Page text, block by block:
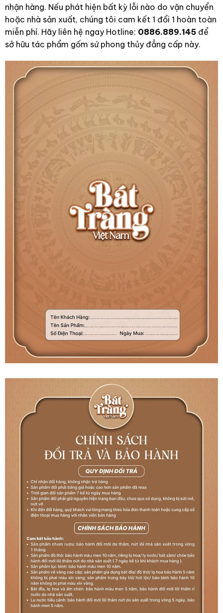
An Tâm Mua Sắm: Cam Kết Vàng Từ Gốm
Bát Tràng Việt Nam
Mỗi sản phẩm từ Gốm Bát Tràng Việt Nam đều được
đóng gói cẩn thận với nhiều lớp chống sốc, đảm bảo an
toàn tuyệt đối khi vận chuyển đến tay quý khách hàng
trên toàn quốc. Chúng tôi cam kết 100% sản phẩm
chính gốc Bát Tràng, nung ở nhiệt độ cao loại bỏ tạp
chất độc hại. Quý khách vui lòng kiểm tra sản phẩm khi
nhận hàng. Nếu phát hiện bất kỳ lỗi nào do vận chuyển
hoặc nhà sản xuất, chúng tôi cam kết 1 đổi 1 hoàn toàn
miễn phí. Hãy liên hệ ngay Hotline:0886.889.145
sở hữu tác phẩm gốm sứ phong thủy đẳng cấp này.